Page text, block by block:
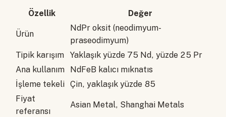
Özellik Değer
Ürün
NdPr oksit (neodimyum-
praseodimyum)
Tipik karışım
Yaklaşık yüzde 75 Nd, yüzde 25 Pr
Ana kullanım
NdFeB kalıcı mıknatıs
İşleme tekeli Çin, yaklaşık yüzde 85
Fiyat
referansı
Asian Metal, Shanghai Metals